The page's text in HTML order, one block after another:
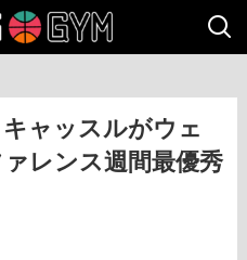
ャッスルがウェ
レンス週間最優秀